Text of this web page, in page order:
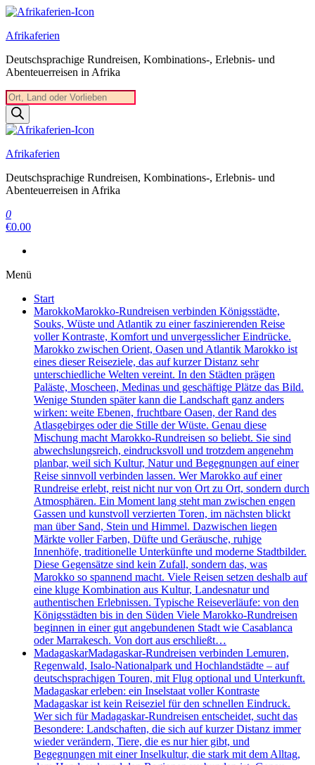
Zum
springen
Afrikaferien
Deutschsprachige Rundreisen, Kombinations-, Erlebnis- und
Abenteuerreisen in Afrika
Products
search
Afrikaferien
Deutschsprachige Rundreisen, Kombinations-, Erlebnis- und
Abenteuerreisen in Afrika
0
€0.00
Menü
Start
MarokkoMarokko-Rundreisen verbinden Königsstädte,
Souks, Wüste und Atlantik zu einer faszinierenden Reise
voller Kontraste, Komfort und unvergesslicher Eindrücke.
Marokko zwischen Orient, Oasen und Atlantik Marokko ist
eines dieser Reiseziele, das auf kurzer Distanz sehr
unterschiedliche Welten vereint. In den Städten prägen
Paläste, Moscheen, Medinas und geschäftige Plätze das Bild.
Wenige Stunden später kann die Landschaft ganz anders
wirken: weite Ebenen, fruchtbare Oasen, der Rand des
Atlasgebirges oder die Stille der Wüste. Genau diese
Mischung macht Marokko-Rundreisen so beliebt. Sie sind
abwechslungsreich, eindrucksvoll und trotzdem angenehm
planbar, weil sich Kultur, Natur und Begegnungen auf einer
Reise sinnvoll verbinden lassen. Wer Marokko auf einer
Rundreise erlebt, reist nicht nur von Ort zu Ort, sondern durch
Atmosphären. Ein Moment lang steht man zwischen engen
Gassen und kunstvoll verzierten Toren, im nächsten blickt
man über Sand, Stein und Himmel. Dazwischen liegen
Märkte voller Farben, Düfte und Geräusche, ruhige
Innenhöfe, traditionelle Unterkünfte und moderne Stadtbilder.
Diese Gegensätze sind kein Zufall, sondern das, was
Marokko so spannend macht. Viele Reisen setzen deshalb auf
eine kluge Kombination aus Kultur, Landesnatur und
authentischen Erlebnissen. Typische Reiseverläufe: von den
Königsstädten bis in den Süden Viele Marokko-Rundreisen
beginnen in einer gut angebundenen Stadt wie Casablanca
oder Marrakesch. Von dort aus erschließt…
MadagaskarMadagaskar-Rundreisen verbinden Lemuren,
Regenwald, Isalo-Nationalpark und Hochlandstädte – auf
deutschsprachigen Touren, mit Flug optional und Unterkunft.
Madagaskar erleben: ein Inselstaat voller Kontraste
Madagaskar ist kein Reiseziel für den schnellen Eindruck.
Wer sich für Madagaskar-Rundreisen entscheidet, sucht das
Besondere: Landschaften, die sich auf kurzer Distanz immer
wieder verändern, Tiere, die es nur hier gibt, und
Begegnungen mit einer Inselkultur, die stark mit dem Alltag,